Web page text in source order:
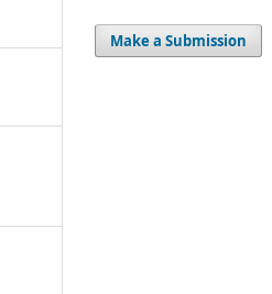
Make a Submission